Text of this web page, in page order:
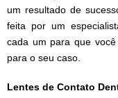
um resultado de
feita por um
cada um para que
para o seu caso.
Lentes de Contato